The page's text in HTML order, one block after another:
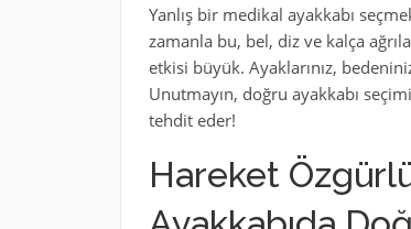
Yanlış bir medikal ayakkabı
zamanla bu, bel, diz ve kalça
etkisi büyük. Ayaklarınız,
Unutmayın, doğru ayakkabı
tehdit eder!
Hareket